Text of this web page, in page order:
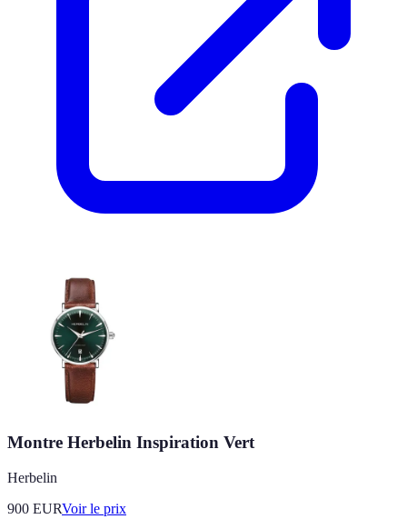
Montre Herbelin Inspiration Vert
Herbelin
900 EURVoir le prix